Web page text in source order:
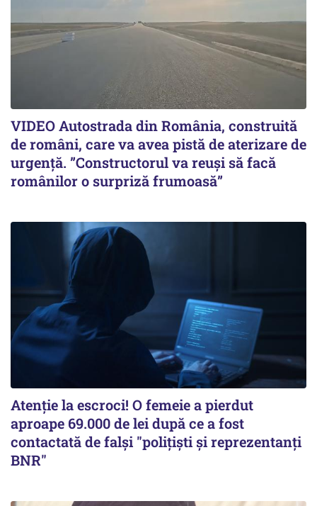
VIDEO Autostrada din România, construită
de români, care va avea pistă de aterizare de
urgență. ”Constructorul va reuși să facă
românilor o surpriză frumoasă”
Atenție la escroci! O femeie a pierdut
aproape 69.000 de lei după ce a fost
contactată de falși "polițiști și reprezentanți
BNR"